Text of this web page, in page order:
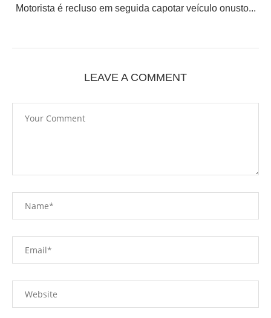
Motorista é recluso em seguida capotar veículo onusto...
LEAVE A COMMENT